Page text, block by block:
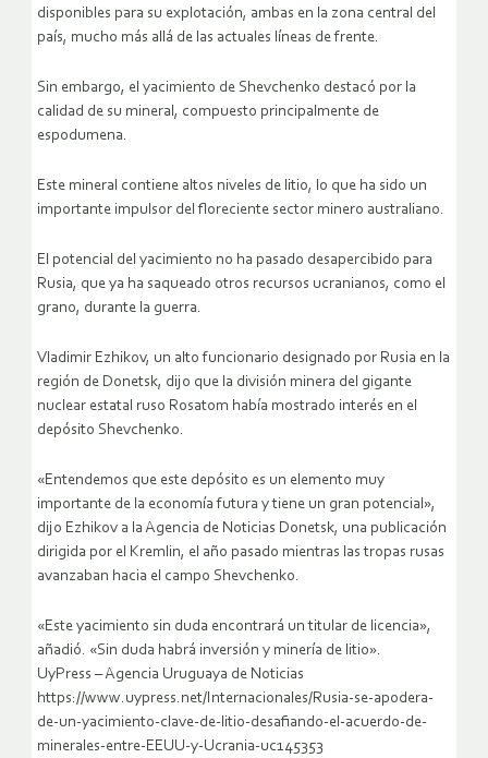
disponibles para su explotación, ambas en la zona central del
país, mucho más allá de las actuales líneas de frente.
Sin embargo, el yacimiento de Shevchenko destacó por la
calidad de su mineral, compuesto principalmente de
espodumena.
Este mineral contiene altos niveles de litio, lo que ha sido un
importante impulsor del floreciente sector minero australiano.
El potencial del yacimiento no ha pasado desapercibido para
Rusia, que ya ha saqueado otros recursos ucranianos, como el
grano, durante la guerra.
Vladimir Ezhikov, un alto funcionario designado por Rusia en la
región de Donetsk, dijo que la división minera del gigante
nuclear estatal ruso Rosatom había mostrado interés en el
depósito Shevchenko.
«Entendemos que este depósito es un elemento muy
importante de la economía futura y tiene un gran potencial»,
dijo Ezhikov a la Agencia de Noticias Donetsk, una publicación
dirigida por el Kremlin, el año pasado mientras las tropas rusas
avanzaban hacia el campo Shevchenko.
«Este yacimiento sin duda encontrará un titular de licencia»,
añadió. «Sin duda habrá inversión y minería de litio».
UyPress – Agencia Uruguaya de Noticias
https://www.uypress.net/Internacionales/Rusia-se-apodera-
de-un-yacimiento-clave-de-litio-desafiando-el-acuerdo-de-
minerales-entre-EEUU-y-Ucrania-uc145353